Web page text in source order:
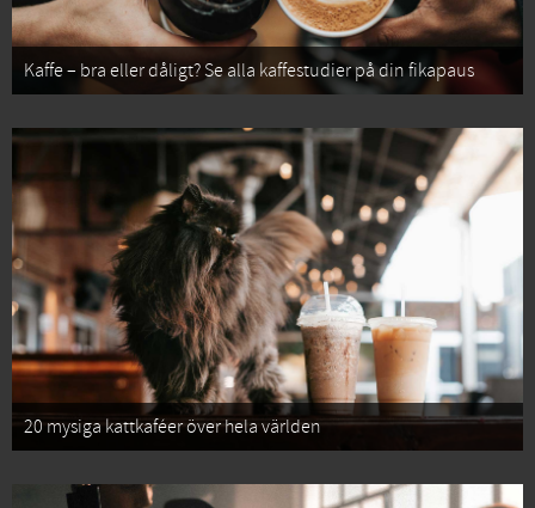
Kaffe – bra eller dåligt? Se alla kaffestudier på din fikapaus
20 mysiga kattkaféer över hela världen